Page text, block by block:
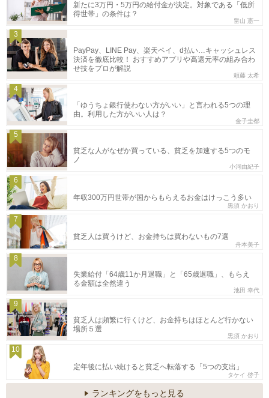
新たに3万円・5万円の給付金が決定。対象である「低所
得世帯」の条件は？
畠山 憲一
3
PayPay、LINE Pay、楽天ペイ、d払い…キャッシュレス
決済を徹底比較！ おすすめアプリや高還元率の組み合わ
せ技をプロが解説
頼藤 太希
4
「ゆうちょ銀行使わない方がいい」と言われる5つの理
由。利用した方がいい人は？
金子圭都
5
貧乏な人がなぜか買っている、貧乏を加速する5つのモ
ノ
小河由紀子
6
年収300万円世帯が国からもらえるお金はけっこう多い
黒須 かおり
7
貧乏人は買うけど、お金持ちは買わないもの7選
舟本美子
8
失業給付「64歳11か月退職」と「65歳退職」、もらえ
る金額は全然違う
池田 幸代
9
貧乏人は頻繁に行くけど、お金持ちはほとんど行かない
場所５選
黒須 かおり
10
定年後に払い続けると貧乏へ転落する「5つの支出」
タケイ 啓子
ランキングをもっと見る